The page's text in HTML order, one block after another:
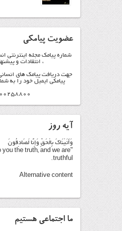
عضویت پیامکی
شماره پیامک مجله اینترنتی
، انتقادات و
جهت دریافت پیامک های
پیامکی ایمیل خود را به
آیه روز
وَأَتَيْنَاكَ بِالْحَقِّ وَإِنَّا لَصَادِقُونَ
you the truth, and we are
truthful.
Alternative content
ما اجتماعی هستیم